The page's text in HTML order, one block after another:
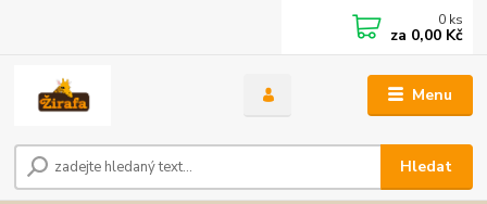
Menu
Hledat
0 ks
za 0,00 Kč